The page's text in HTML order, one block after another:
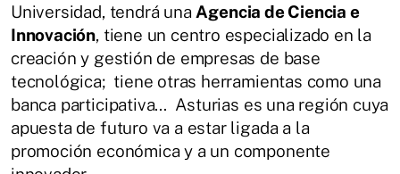
Universidad, tendrá una Agencia de Ciencia e
Innovación, tiene un centro especializado en la
creación y gestión de empresas de base
tecnológica; tiene otras herramientas como una
banca participativa... Asturias es una región cuya
apuesta de futuro va a estar ligada a la
promoción económica y a un componente